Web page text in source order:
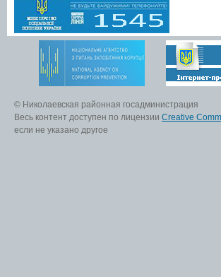
© Николаевская районная госадминистрация
Весь контент доступен по лицензии Creative
если не указано другое